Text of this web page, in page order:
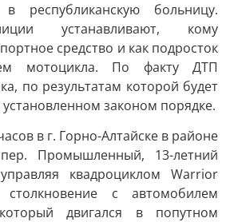
в республиканскую больницу.
устанавливают, кому
средство и как подросток
мотоцикла. По факту ДТП
по результатам которой будет
законом порядке.
в г. Горно-Алтайске в районе
Промышленный, 13-летний
квадроциклом Warrior
столкновение с автомобилем
двигался в попутном